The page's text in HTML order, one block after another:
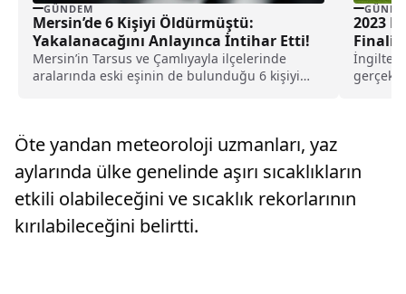
GÜNDEM
Mersin’de 6 Kişiyi Öldürmüştü:
Yakalanacağını Anlayınca İntihar Etti!
Mersin’in Tarsus ve Çamlıyayla ilçelerinde
aralarında eski eşinin de bulunduğu 6 kişiyi
operasyonda, yakalanacağını anlayan zanlı
yanındaki silahla intihar etti.
2023
Öte yandan meteoroloji uzmanları, yaz
aylarında ülke genelinde aşırı sıcaklıkların
etkili olabileceğini ve sıcaklık rekorlarının
kırılabileceğini belirtti.